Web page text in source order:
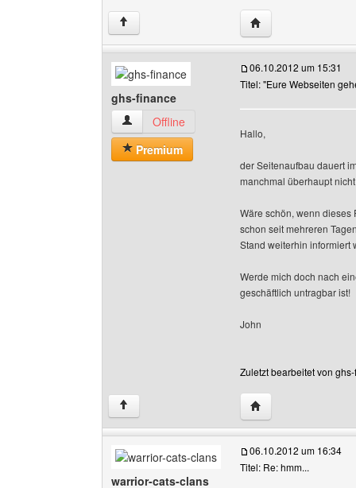
↑ Website dieses
ghs-finance
ghs-finance Benutzer-Profile anzeigen
Offline
Premium
06.10.2012 um 15:31
Titel: "Eure Webseiten
Hallo,
der Seitenaufbau dauert
manchmal überhaupt
Wäre schön, wenn
schon seit mehreren
Stand weiterhin informiert
Werde mich doch nach
geschäftlich untragbar ist!
John
Zuletzt bearbeitet von
↑ Website dieses
warrior-cats-clans
06.10.2012 um 16:34
Titel: Re: hmm...